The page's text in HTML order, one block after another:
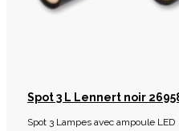
Spot 3 L Lennert noir
Spot 3 Lampes avec ampoule LED